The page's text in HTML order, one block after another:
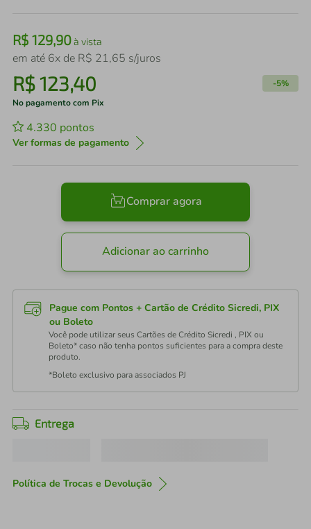
R$ 129,90à vista
em até 6x de R$ 21,65 s/juros
R$123,40 -5%
No pagamento com Pix
4.330 pontos
Ver formas de pagamento
Comprar agora
Adicionar ao carrinho
Pague com Pontos + Cartão de Crédito Sicredi, PIX
ou Boleto
Você pode utilizar seus Cartões de Crédito Sicredi , PIX ou
Boleto* caso não tenha pontos suficientes para a compra deste
produto.
*Boleto exclusivo para associados PJ
Entrega
Política de Trocas e Devolução